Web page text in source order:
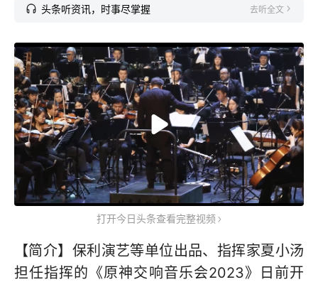
头条听资讯，时事尽掌握 去听全文
打开今日头条查看完整视频
【简介】保利演艺等单位出品、指挥家夏小汤
担任指挥的《原神交响音乐会2023》日前开